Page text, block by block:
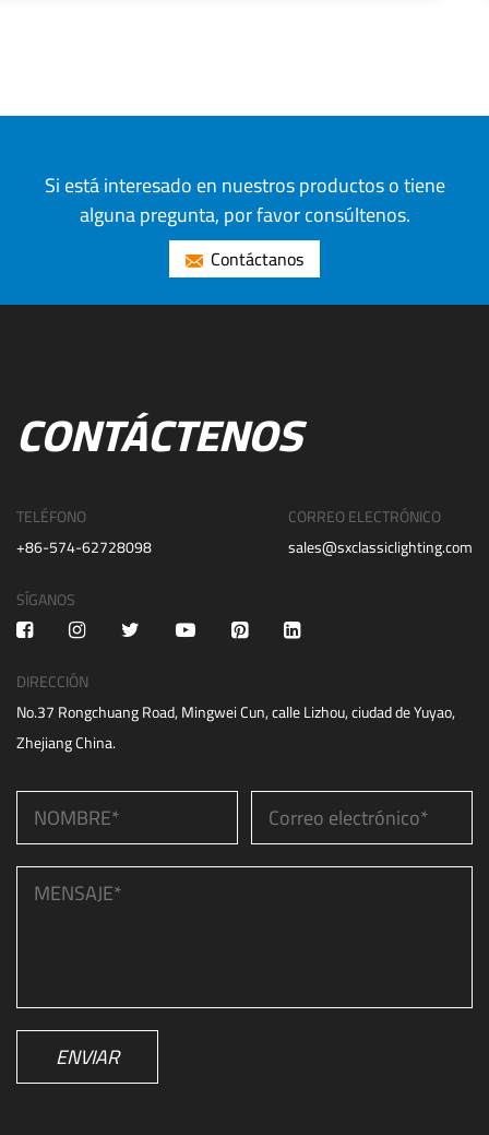
Si está interesado en nuestros productos o tiene
alguna pregunta, por favor consúltenos.
Contáctanos
CONTÁCTENOS
TELÉFONO
+86-574-62728098
CORREO ELECTRÓNICO
sales@sxclassiclighting.com
SÍGANOS
DIRECCIÓN
No.37 Rongchuang Road, Mingwei Cun, calle Lizhou, ciudad de Yuyao,
Zhejiang China.
ENVIAR